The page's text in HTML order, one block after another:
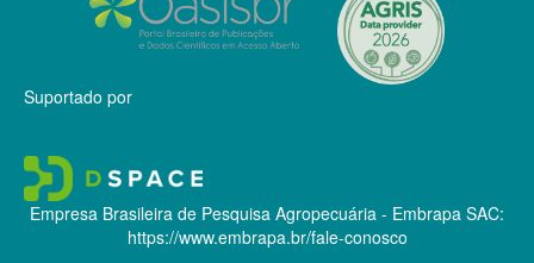
Suportado por
Empresa Brasileira de Pesquisa Agropecuária - Embrapa SAC:
https://www.embrapa.br/fale-conosco